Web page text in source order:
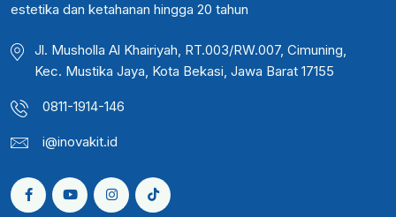
estetika dan ketahanan hingga 20 tahun
Jl. Musholla Al Khairiyah, RT.003/RW.007, Cimuning,
Kec. Mustika Jaya, Kota Bekasi, Jawa Barat 17155
0811-1914-146
i@inovakit.id